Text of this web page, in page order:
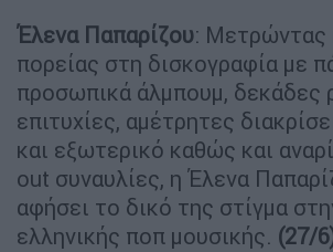
Έλενα Παπαρίζου: Μετρώντας
πορείας στη δισκογραφία με
προσωπικά άλμπουμ, δεκάδες
επιτυχίες, αμέτρητες
και εξωτερικό καθώς και
out συναυλίες, η Έλενα
αφήσει το δικό της στίγμα
ελληνικής ποπ μουσικής. (27/